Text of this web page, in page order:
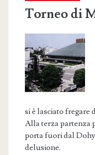
Torneo di
si è lasciato fregare
Alla terza partenza
porta fuori dal
delusione.